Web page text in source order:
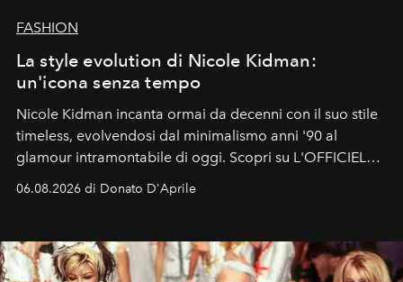
FASHION
La style evolution di Nicole Kidman:
un'icona senza tempo
Nicole Kidman incanta ormai da decenni con il suo stile
timeless, evolvendosi dal minimalismo anni '90 al
glamour intramontabile di oggi. Scopri su L'OFFICIEL
Italia la sua style evolution.
06.08.2026 di Donato D'Aprile